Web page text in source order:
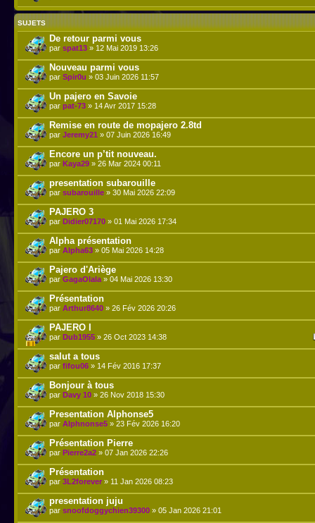
SUJETS
De retour parmi vous
par spat13 » 12 Mai 2019 13:26
Nouveau parmi vous
par Spir0u » 03 Juin 2026 11:57
Un pajero en Savoie
par pat-73 » 14 Avr 2017 15:28
Remise en route de mopajero 2.8td
par Jeremy21 » 07 Juin 2026 16:49
Encore un p’tit nouveau.
par Kaya29 » 26 Mar 2024 00:11
presentation subarouille
par subarouille » 30 Mai 2026 22:09
PAJERO 3
par Didier07170 » 01 Mai 2026 17:34
Alpha présentation
par Alpha63 » 05 Mai 2026 14:28
Pajero d'Ariège
par GagaOlala » 04 Mai 2026 13:30
Présentation
par Arthur8640 » 26 Fév 2026 20:26
PAJERO I
par Dub1955 » 26 Oct 2023 14:38
salut a tous
par fifou06 » 14 Fév 2016 17:37
Bonjour à tous
par Davy 10 » 26 Nov 2018 15:30
Presentation Alphonse5
par Alphnonse5 » 23 Fév 2026 16:20
Présentation Pierre
par Pierre2a2 » 07 Jan 2026 22:26
Présentation
par 3L2forever » 11 Jan 2026 08:23
presentation juju
par snoofdoggychien39300 » 05 Jan 2026 21:01